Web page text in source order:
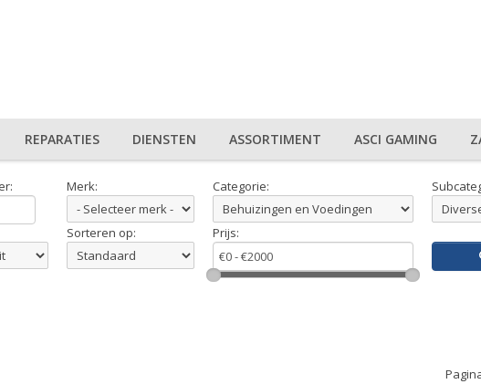
REPARATIES DIENSTEN ASSORTIMENT ASCI GAMING
Merk: Categorie:
Sorteren op: Prijs: